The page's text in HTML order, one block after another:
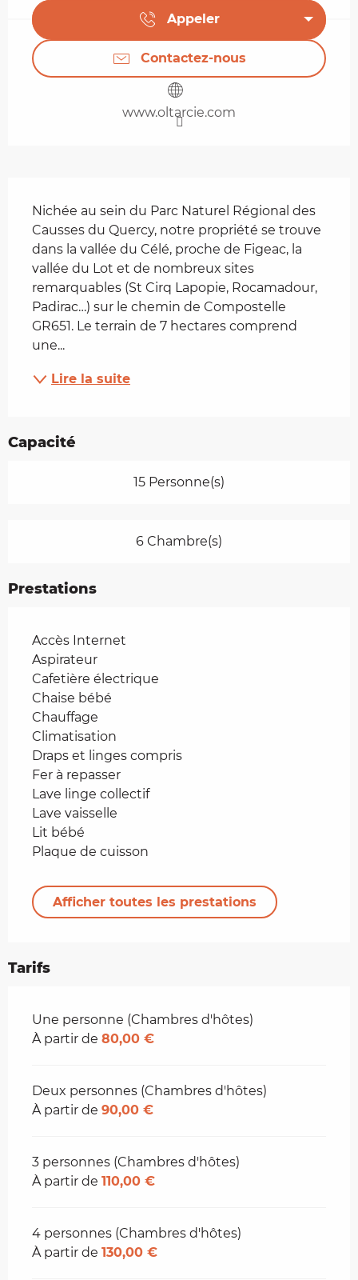
Appeler
Contactez-nous
www.oltarcie.com
Nichée au sein du Parc Naturel Régional des
Causses du Quercy, notre propriété se trouve
dans la vallée du Célé, proche de Figeac, la
vallée du Lot et de nombreux sites
remarquables (St Cirq Lapopie, Rocamadour,
Padirac…) sur le chemin de Compostelle
GR651. Le terrain de 7 hectares comprend
une...
Lire la suite
Capacité
15 Personne(s)
6 Chambre(s)
Prestations
Accès Internet
Aspirateur
Cafetière électrique
Chaise bébé
Chauffage
Climatisation
Draps et linges compris
Fer à repasser
Lave linge collectif
Lave vaisselle
Lit bébé
Plaque de cuisson
Afficher toutes les prestations
Tarifs
Tarifs 2026
Une personne (Chambres d'hôtes)
À partir de 80,00 €
Deux personnes (Chambres d'hôtes)
À partir de 90,00 €
3 personnes (Chambres d'hôtes)
À partir de 110,00 €
4 personnes (Chambres d'hôtes)
À partir de 130,00 €